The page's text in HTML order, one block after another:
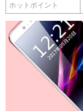
ホットポイント